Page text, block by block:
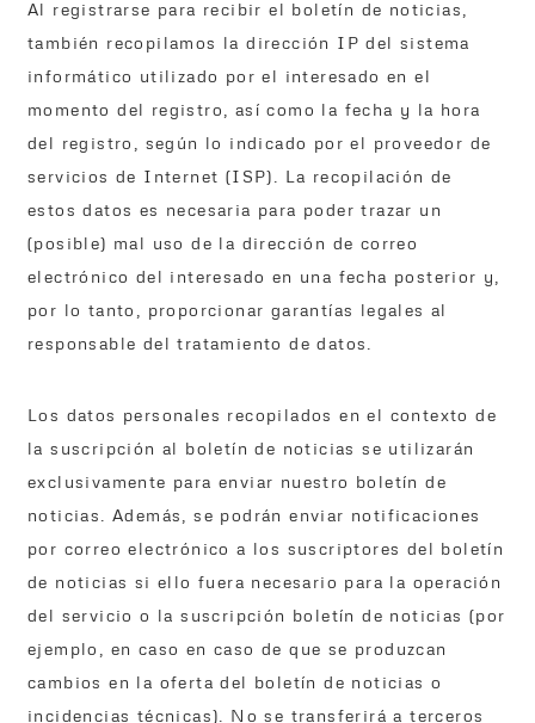
Al registrarse para recibir el boletín de noticias,
también recopilamos la dirección IP del sistema
informático utilizado por el interesado en el
momento del registro, así como la fecha y la hora
del registro, según lo indicado por el proveedor de
servicios de Internet (ISP). La recopilación de
estos datos es necesaria para poder trazar un
(posible) mal uso de la dirección de correo
electrónico del interesado en una fecha posterior y,
por lo tanto, proporcionar garantías legales al
responsable del tratamiento de datos.
Los datos personales recopilados en el contexto de
la suscripción al boletín de noticias se utilizarán
exclusivamente para enviar nuestro boletín de
noticias. Además, se podrán enviar notificaciones
por correo electrónico a los suscriptores del boletín
de noticias si ello fuera necesario para la operación
del servicio o la suscripción boletín de noticias (por
ejemplo, en caso en caso de que se produzcan
cambios en la oferta del boletín de noticias o
incidencias técnicas). No se transferirá a terceros